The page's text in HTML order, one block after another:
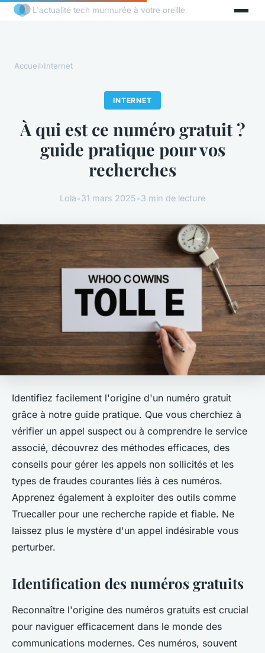
L'actualité tech murmurée à votre oreille
Accueil›Internet
INTERNET
À qui est ce numéro gratuit ?
guide pratique pour vos
recherches
Lola•31 mars 2025•3 min de lecture
Identifiez facilement l'origine d'un numéro gratuit
grâce à notre guide pratique. Que vous cherchiez à
vérifier un appel suspect ou à comprendre le service
associé, découvrez des méthodes efficaces, des
conseils pour gérer les appels non sollicités et les
types de fraudes courantes liés à ces numéros.
Apprenez également à exploiter des outils comme
Truecaller pour une recherche rapide et fiable. Ne
laissez plus le mystère d'un appel indésirable vous
perturber.
Identification des numéros gratuits
Reconnaître l'origine des numéros gratuits est crucial
pour naviguer efficacement dans le monde des
communications modernes. Ces numéros, souvent